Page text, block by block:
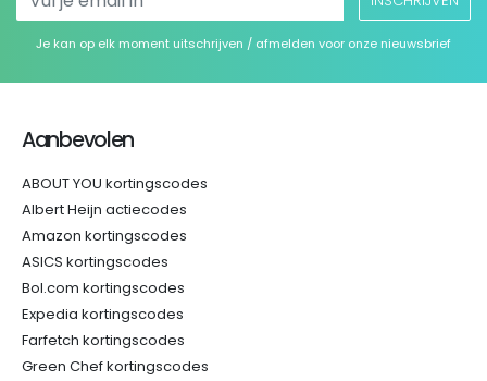
Je kan op elk moment uitschrijven / afmelden voor onze nieuwsbrief
Aanbevolen
ABOUT YOU kortingscodes
Albert Heijn actiecodes
Amazon kortingscodes
ASICS kortingscodes
Bol.com kortingscodes
Expedia kortingscodes
Farfetch kortingscodes
Green Chef kortingscodes